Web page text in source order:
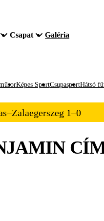
Csapat Galéria
Képes SportCsupasportHátsó
1–0